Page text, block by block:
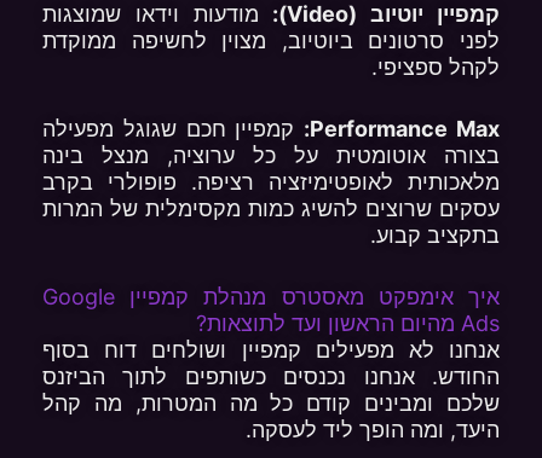
קמפיין יוטיוב (Video):
מודעות וידאו שמוצגות
לפני סרטונים ביוטיוב, מצוין לחשיפה ממוקדת
לקהל ספציפי.
Performance Max:
קמפיין חכם שגוגל מפעילה
בצורה אוטומטית על כל ערוציה, מנצל בינה
מלאכותית לאופטימיזציה רציפה. פופולרי בקרב
עסקים שרוצים להשיג כמות מקסימלית של המרות
בתקציב קבוע.
איך אימפקט מאסטרס מנהלת קמפיין Google
Ads מהיום הראשון ועד לתוצאות?
אנחנו לא מפעילים קמפיין ושולחים דוח בסוף
החודש. אנחנו נכנסים כשותפים לתוך הביזנס
שלכם ומבינים קודם כל מה המטרות, מה קהל
היעד, ומה הופך ליד לעסקה.